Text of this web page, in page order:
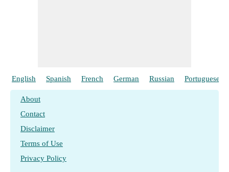
English Spanish French German Russian Portuguese
About
Contact
Disclaimer
Terms of Use
Privacy Policy